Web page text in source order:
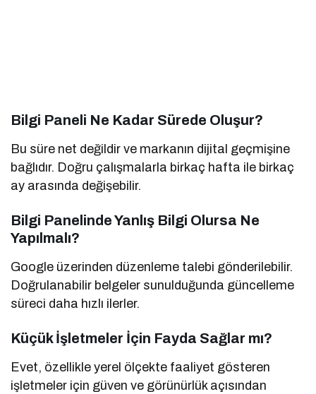
Bilgi Paneli Ne Kadar Sürede Oluşur?
Bu süre net değildir ve markanın dijital geçmişine
bağlıdır. Doğru çalışmalarla birkaç hafta ile birkaç
ay arasında değişebilir.
Bilgi Panelinde Yanlış Bilgi Olursa Ne
Yapılmalı?
Google üzerinden düzenleme talebi gönderilebilir.
Doğrulanabilir belgeler sunulduğunda güncelleme
süreci daha hızlı ilerler.
Küçük İşletmeler İçin Fayda Sağlar mı?
Evet, özellikle yerel ölçekte faaliyet gösteren
işletmeler için güven ve görünürlük açısından